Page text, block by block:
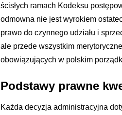
ścisłych ramach Kodeksu
odmowna nie jest wyrokiem
prawo do czynnego udziału i
ale przede wszystkim
obowiązujących w polskim
Podstawy prawne
Każda decyzja administracyjna